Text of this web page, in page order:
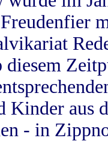
Kinder aus
- in